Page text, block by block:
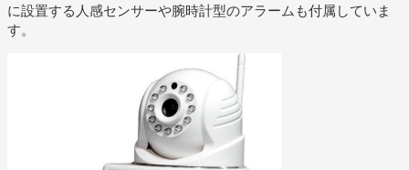
に設置する人感センサーや腕時計型のアラームも付属していま
す。